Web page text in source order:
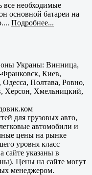
все необходимые
основной батареи на
Подробнее...
Украны: Винница,
Киев,
Полтава, Ровно,
Херсон, Хмельницкий,
для грузовых авто,
автомобили и
цены на рынке
уровня класс
сайте указаны в
Цены на сайте могут
менеджером.